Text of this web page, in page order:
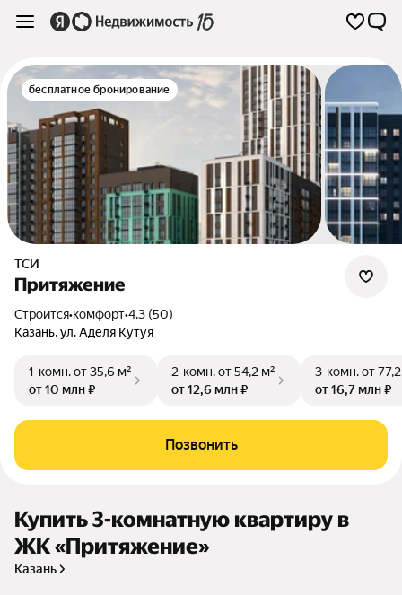
бесплатное бронирование
ТСИ
Притяжение
Строится•комфорт•4.3 (50)
Казань,ул. Аделя Кутуя
1-комн.от 35,6 м²
от 10 млн ₽
2-комн.от 54,2 м²
от 12,6 млн ₽
3-комн.от
от 16,7 млн ₽
Позвонить
Купить 3-комнатную квартиру в
ЖК «Притяжение»
Казань